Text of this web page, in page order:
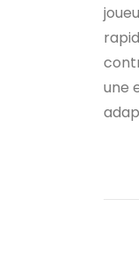
une